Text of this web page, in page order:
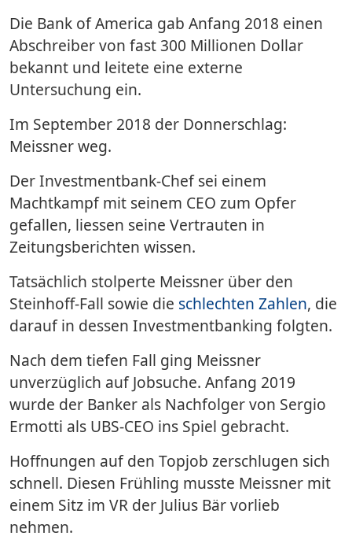
Die Bank of America gab Anfang 2018 einen
Abschreiber von fast 300 Millionen Dollar
bekannt und leitete eine externe
Untersuchung ein.
Im September 2018 der Donnerschlag:
Meissner weg.
Der Investmentbank-Chef sei einem
Machtkampf mit seinem CEO zum Opfer
gefallen, liessen seine Vertrauten in
Zeitungsberichten wissen.
Tatsächlich stolperte Meissner über den
Steinhoff-Fall sowie die schlechten Zahlen, die
darauf in dessen Investmentbanking folgten.
Nach dem tiefen Fall ging Meissner
unverzüglich auf Jobsuche. Anfang 2019
wurde der Banker als Nachfolger von Sergio
Ermotti als UBS-CEO ins Spiel gebracht.
Hoffnungen auf den Topjob zerschlugen sich
schnell. Diesen Frühling musste Meissner mit
einem Sitz im VR der Julius Bär vorlieb
nehmen.